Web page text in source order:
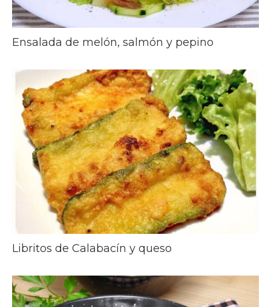
Ensalada de melón, salmón y pepino
Libritos de Calabacín y queso